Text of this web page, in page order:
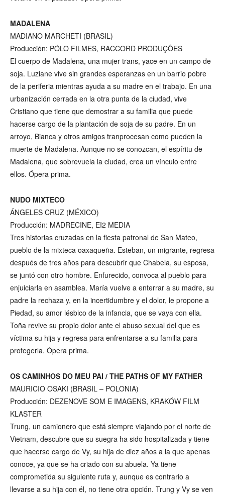
MADALENA
MADIANO MARCHETI (BRASIL)
Producción: PÓLO FILMES, RACCORD PRODUÇÕES
El cuerpo de Madalena, una mujer trans, yace en un campo de
soja. Luziane vive sin grandes esperanzas en un barrio pobre
de la periferia mientras ayuda a su madre en el trabajo. En una
urbanización cerrada en la otra punta de la ciudad, vive
Cristiano que tiene que demostrar a su familia que puede
hacerse cargo de la plantación de soja de su padre. En un
arroyo, Bianca y otros amigos tranprocesan como pueden la
muerte de Madalena. Aunque no se conozcan, el espíritu de
Madalena, que sobrevuela la ciudad, crea un vínculo entre
ellos. Ópera prima.
NUDO MIXTECO
ÁNGELES CRUZ (MÉXICO)
Producción: MADRECINE, EI2 MEDIA
Tres historias cruzadas en la fiesta patronal de San Mateo,
pueblo de la mixteca oaxaqueña. Esteban, un migrante, regresa
después de tres años para descubrir que Chabela, su esposa,
se juntó con otro hombre. Enfurecido, convoca al pueblo para
enjuiciarla en asamblea. María vuelve a enterrar a su madre, su
padre la rechaza y, en la incertidumbre y el dolor, le propone a
Piedad, su amor lésbico de la infancia, que se vaya con ella.
Toña revive su propio dolor ante el abuso sexual del que es
víctima su hija y regresa para enfrentarse a su familia para
protegerla. Ópera prima.
OS CAMINHOS DO MEU PAI / THE PATHS OF MY FATHER
MAURICIO OSAKI (BRASIL – POLONIA)
Producción: DEZENOVE SOM E IMAGENS, KRAKÓW FILM
KLASTER
Trung, un camionero que está siempre viajando por el norte de
Vietnam, descubre que su suegra ha sido hospitalizada y tiene
que hacerse cargo de Vy, su hija de diez años a la que apenas
conoce, ya que se ha criado con su abuela. Ya tiene
comprometida su siguiente ruta y, aunque es contrario a
llevarse a su hija con él, no tiene otra opción. Trung y Vy se ven